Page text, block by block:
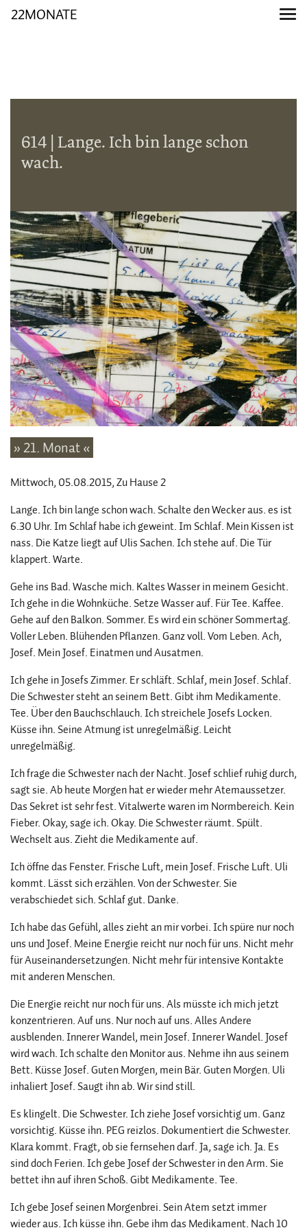
22MONATE
614 | Lange. Ich bin lange schon
wach.
» 21. Monat «
Mittwoch, 05.08.2015, Zu Hause 2
Lange. Ich bin lange schon wach. Schalte den Wecker aus. es ist
6.30 Uhr. Im Schlaf habe ich geweint. Im Schlaf. Mein Kissen ist
nass. Die Katze liegt auf Ulis Sachen. Ich stehe auf. Die Tür
klappert. Warte.
Gehe ins Bad. Wasche mich. Kaltes Wasser in meinem Gesicht.
Ich gehe in die Wohnküche. Setze Wasser auf. Für Tee. Kaffee.
Gehe auf den Balkon. Sommer. Es wird ein schöner Sommertag.
Voller Leben. Blühenden Pflanzen. Ganz voll. Vom Leben. Ach,
Josef. Mein Josef. Einatmen und Ausatmen.
Ich gehe in Josefs Zimmer. Er schläft. Schlaf, mein Josef. Schlaf.
Die Schwester steht an seinem Bett. Gibt ihm Medikamente.
Tee. Über den Bauchschlauch. Ich streichele Josefs Locken.
Küsse ihn. Seine Atmung ist unregelmäßig. Leicht
unregelmäßig.
Ich frage die Schwester nach der Nacht. Josef schlief ruhig durch,
sagt sie. Ab heute Morgen hat er wieder mehr Atemaussetzer.
Das Sekret ist sehr fest. Vitalwerte waren im Normbereich. Kein
Fieber. Okay, sage ich. Okay. Die Schwester räumt. Spült.
Wechselt aus. Zieht die Medikamente auf.
Ich öffne das Fenster. Frische Luft, mein Josef. Frische Luft. Uli
kommt. Lässt sich erzählen. Von der Schwester. Sie
verabschiedet sich. Schlaf gut. Danke.
Ich habe das Gefühl, alles zieht an mir vorbei. Ich spüre nur noch
uns und Josef. Meine Energie reicht nur noch für uns. Nicht mehr
für Auseinandersetzungen. Nicht mehr für intensive Kontakte
mit anderen Menschen.
Die Energie reicht nur noch für uns. Als müsste ich mich jetzt
konzentrieren. Auf uns. Nur noch auf uns. Alles Andere
ausblenden. Innerer Wandel, mein Josef. Innerer Wandel. Josef
wird wach. Ich schalte den Monitor aus. Nehme ihn aus seinem
Bett. Küsse Josef. Guten Morgen, mein Bär. Guten Morgen. Uli
inhaliert Josef. Saugt ihn ab. Wir sind still.
Es klingelt. Die Schwester. Ich ziehe Josef vorsichtig um. Ganz
vorsichtig. Küsse ihn. PEG reizlos. Dokumentiert die Schwester.
Klara kommt. Fragt, ob sie fernsehen darf. Ja, sage ich. Ja. Es
sind doch Ferien. Ich gebe Josef der Schwester in den Arm. Sie
bettet ihn auf ihren Schoß. Gibt Medikamente. Tee.
Ich gebe Josef seinen Morgenbrei. Sein Atem setzt immer
wieder aus. Ich küsse ihn. Gebe ihm das Medikament. Nach 10